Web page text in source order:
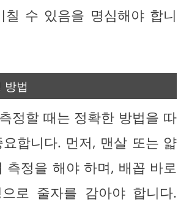
칠 수 있음을 명심해야 합니
방법
정할 때는 정확한 방법을 따
합니다. 먼저, 맨살 또는 얇
측정을 해야 하며, 배꼽 바로
로 줄자를 감아야 합니다.